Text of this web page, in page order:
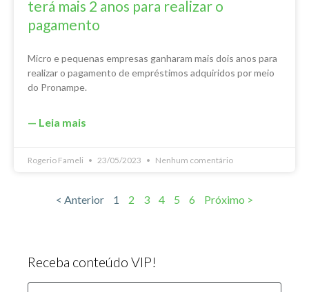
terá mais 2 anos para realizar o
pagamento
Micro e pequenas empresas ganharam mais dois anos para
realizar o pagamento de empréstimos adquiridos por meio
do Pronampe.
— Leia mais
Rogerio Fameli 23/05/2023 Nenhum comentário
< Anterior 1 2 3 4 5 6 Próximo >
Receba conteúdo VIP!